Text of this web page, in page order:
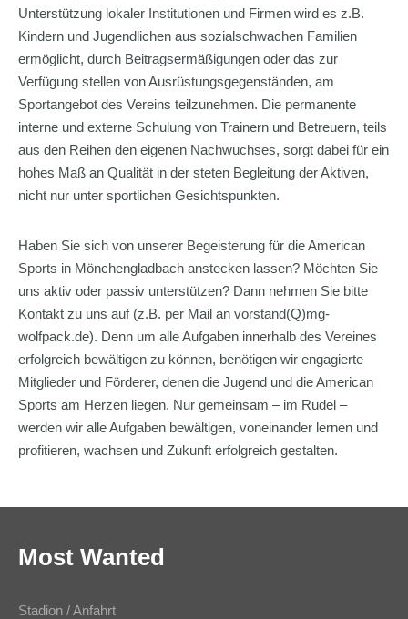
Unterstützung lokaler Institutionen und Firmen wird es z.B.
Kindern und Jugendlichen aus sozialschwachen Familien
ermöglicht, durch Beitragsermäßigungen oder das zur
Verfügung stellen von Ausrüstungsgegenständen, am
Sportangebot des Vereins teilzunehmen. Die permanente
interne und externe Schulung von Trainern und Betreuern, teils
aus den Reihen den eigenen Nachwuchses, sorgt dabei für ein
hohes Maß an Qualität in der steten Begleitung der Aktiven,
nicht nur unter sportlichen Gesichtspunkten.
Haben Sie sich von unserer Begeisterung für die American
Sports in Mönchengladbach anstecken lassen? Möchten Sie
uns aktiv oder passiv unterstützen? Dann nehmen Sie bitte
Kontakt zu uns auf (z.B. per Mail an vorstand(Q)mg-
wolfpack.de). Denn um alle Aufgaben innerhalb des Vereines
erfolgreich bewältigen zu können, benötigen wir engagierte
Mitglieder und Förderer, denen die Jugend und die American
Sports am Herzen liegen. Nur gemeinsam – im Rudel –
werden wir alle Aufgaben bewältigen, voneinander lernen und
profitieren, wachsen und Zukunft erfolgreich gestalten.
Most Wanted
Stadion / Anfahrt